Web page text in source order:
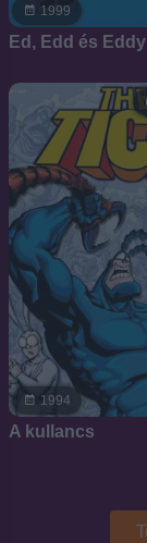
1999
Ed, Edd és Eddy
1994
A kullancs